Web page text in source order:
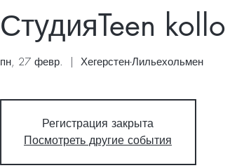
СтудияTeen kollo
пн, 27 февр.
  |
Хегерстен-Лильехольмен
Регистрация закрыта
Посмотреть другие события